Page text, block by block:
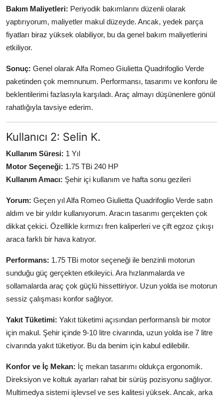
Bakım Maliyetleri: Periyodik bakımlarını düzenli olarak
yaptırıyorum, maliyetler makul düzeyde. Ancak, yedek parça
fiyatları biraz yüksek olabiliyor, bu da genel bakım maliyetlerini
etkiliyor.
Sonuç: Genel olarak Alfa Romeo Giulietta Quadrifoglio Verde
paketinden çok memnunum. Performansı, tasarımı ve konforu ile
beklentilerimi fazlasıyla karşıladı. Araç almayı düşünenlere gönül
rahatlığıyla tavsiye ederim.
Kullanıcı 2: Selin K.
Kullanım Süresi: 1 Yıl
Motor Seçeneği: 1.75 TBi 240 HP
Kullanım Amacı: Şehir içi kullanım ve hafta sonu gezileri
Yorum: Geçen yıl Alfa Romeo Giulietta Quadrifoglio Verde satın
aldım ve bir yıldır kullanıyorum. Aracın tasarımı gerçekten çok
dikkat çekici. Özellikle kırmızı fren kaliperleri ve çift egzoz çıkışı
araca farklı bir hava katıyor.
Performans: 1.75 TBi motor seçeneği ile benzinli motorun
sunduğu güç gerçekten etkileyici. Ara hızlanmalarda ve
sollamalarda araç çok güçlü hissettiriyor. Uzun yolda ise motorun
sessiz çalışması konfor sağlıyor.
Yakıt Tüketimi: Yakıt tüketimi açısından performanslı bir motor
için makul. Şehir içinde 9-10 litre civarında, uzun yolda ise 7 litre
civarında yakıt tüketiyor. Bu da benim için kabul edilebilir.
Konfor ve İç Mekan: İç mekan tasarımı oldukça ergonomik.
Direksiyon ve koltuk ayarları rahat bir sürüş pozisyonu sağlıyor.
Multimedya sistemi işlevsel ve ses kalitesi yüksek. Ancak, arka